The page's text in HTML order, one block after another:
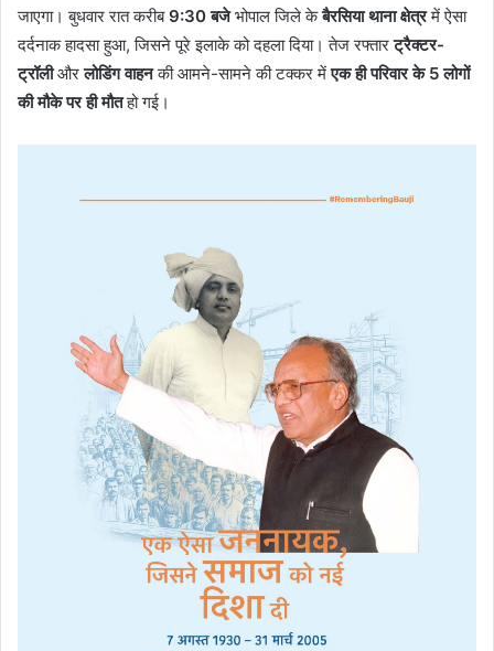
जाएगा। बुधवार रात करीब9:30 बजेभोपाल जिले केबैरसिया थाना क्षेत्रमें ऐसा
दर्दनाक हादसा हुआ, जिसने पूरे इलाके को दहला दिया। तेज रफ्तारट्रैक्टर-
ट्रॉलीऔरलोडिंग वाहनकी आमने-सामने की टक्कर मेंएक ही परिवार के 5 लोगों
की मौके पर ही मौतहो गई।